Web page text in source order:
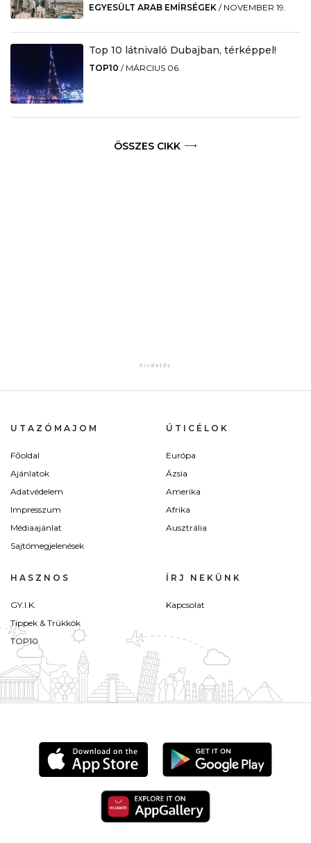
EGYESÜLT ARAB EMÍRSÉGEK / NOVEMBER 19.
Top 10 látnivaló Dubajban, térképpel!
TOP10 / MÁRCIUS 06.
ÖSSZES CIKK
UTAZÓMAJOM
Főoldal
Ajánlatok
Adatvédelem
Impresszum
Médiaajánlat
Sajtómegjelenések
ÚTICÉLOK
Európa
Ázsia
Amerika
Afrika
Ausztrália
HASZNOS
GY.I.K.
Tippek & Trükkök
TOP10
ÍRJ NEKÜNK
Kapcsolat